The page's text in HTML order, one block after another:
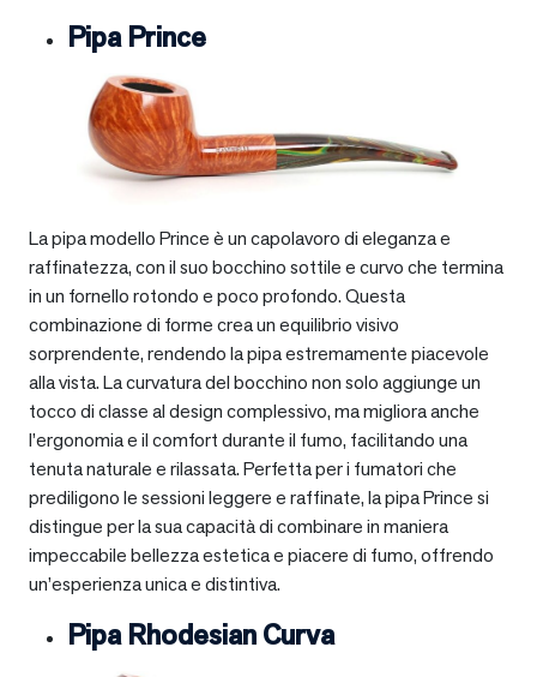
Pipa Prince
La pipa modello Prince è un capolavoro di eleganza e
raffinatezza, con il suo bocchino sottile e curvo che termina
in un fornello rotondo e poco profondo. Questa
combinazione di forme crea un equilibrio visivo
sorprendente, rendendo la pipa estremamente piacevole
alla vista. La curvatura del bocchino non solo aggiunge un
tocco di classe al design complessivo, ma migliora anche
l’ergonomia e il comfort durante il fumo, facilitando una
tenuta naturale e rilassata. Perfetta per i fumatori che
prediligono le sessioni leggere e raffinate, la pipa Prince si
distingue per la sua capacità di combinare in maniera
impeccabile bellezza estetica e piacere di fumo, offrendo
un’esperienza unica e distintiva.
Pipa Rhodesian Curva